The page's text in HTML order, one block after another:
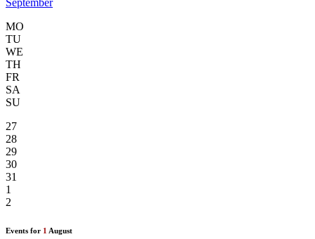
September
MO
TU
WE
TH
FR
SA
SU
27
28
29
30
31
1
2
Events for 1 August